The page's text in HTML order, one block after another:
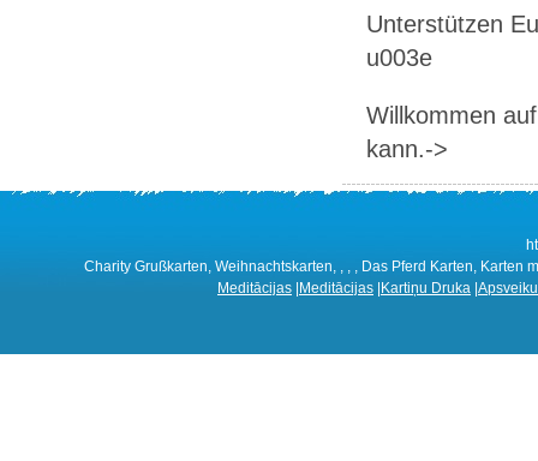
Unterstützen
u003e
Willkommen
kann.->
Charity Grußkarten, Weihnachtskarten, , , , Das Pferd Karten, Karten
Meditācijas Meditācijas Kartiņu Druka